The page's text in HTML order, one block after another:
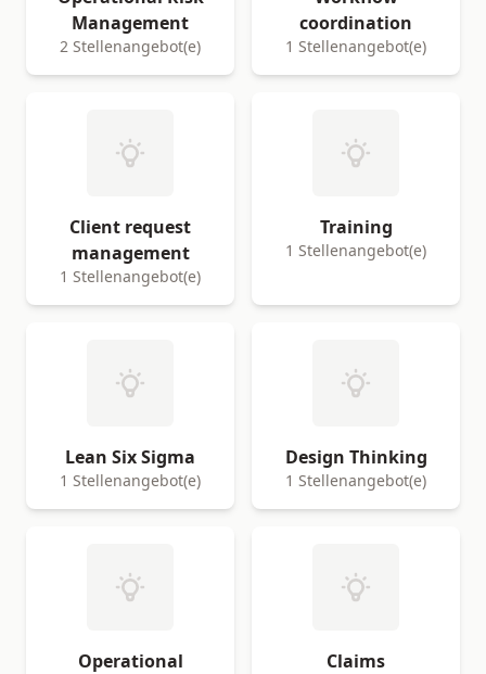
Management
2 Stellenangebot(e)
coordination
1 Stellenangebot(e)
Client request
management
1 Stellenangebot(e)
Training
1 Stellenangebot(e)
Lean Six Sigma
1 Stellenangebot(e)
Design Thinking
1 Stellenangebot(e)
Operational
Claims